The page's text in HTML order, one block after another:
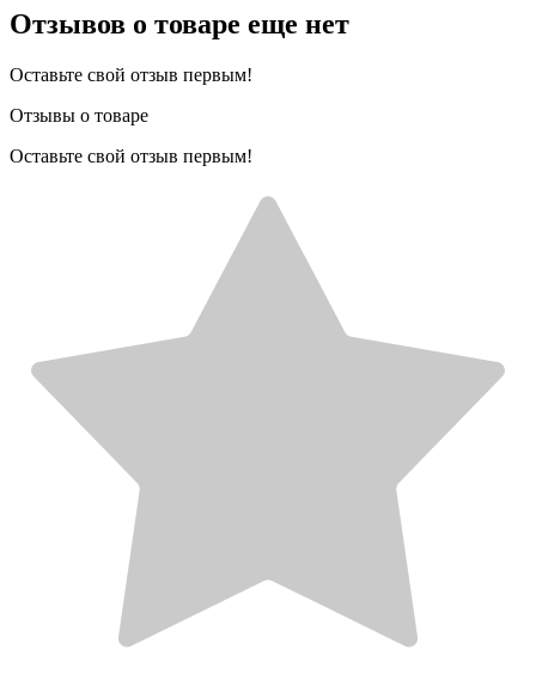
Отзывов о товаре еще нет
Оставьте свой отзыв первым!
Отзывы о товаре
Оставьте свой отзыв первым!